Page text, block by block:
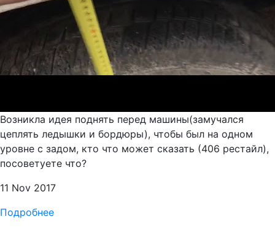
Возникла идея поднять перед машины(замучался
цеплять ледышки и бордюры), чтобы был на одном
уровне с задом, кто что может сказать (406 рестайл),
посоветуете что?
11 Nov 2017
Подробнее